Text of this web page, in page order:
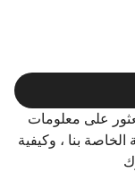
على معلومات
بنا ، وكيفية